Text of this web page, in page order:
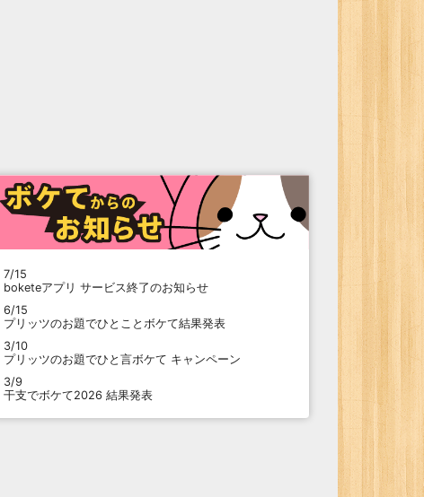
7/15
boketeアプリ サービス終了のお知らせ
6/15
プリッツのお題でひとことボケて結果発表
3/10
プリッツのお題でひと言ボケて キャンペーン
3/9
干支でボケて2026 結果発表